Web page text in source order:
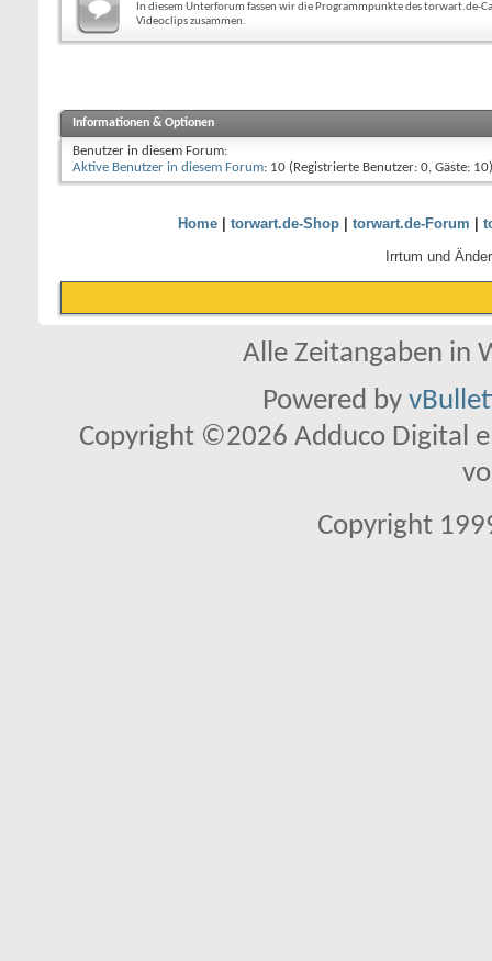
In diesem Unterforum fassen wir die Programmpunkte des torwart.de-
Videoclips zusammen.
Informationen & Optionen
Benutzer in diesem Forum:
Aktive Benutzer in diesem Forum: 10 (Registrierte Benutzer: 0, Gäste: 10)
Home| torwart.de-Shop| torwart.de-Forum
Irrtum und
Alle Zeitangaben in
Powered by
Copyright ©2026 Adduco Digital
Copyright